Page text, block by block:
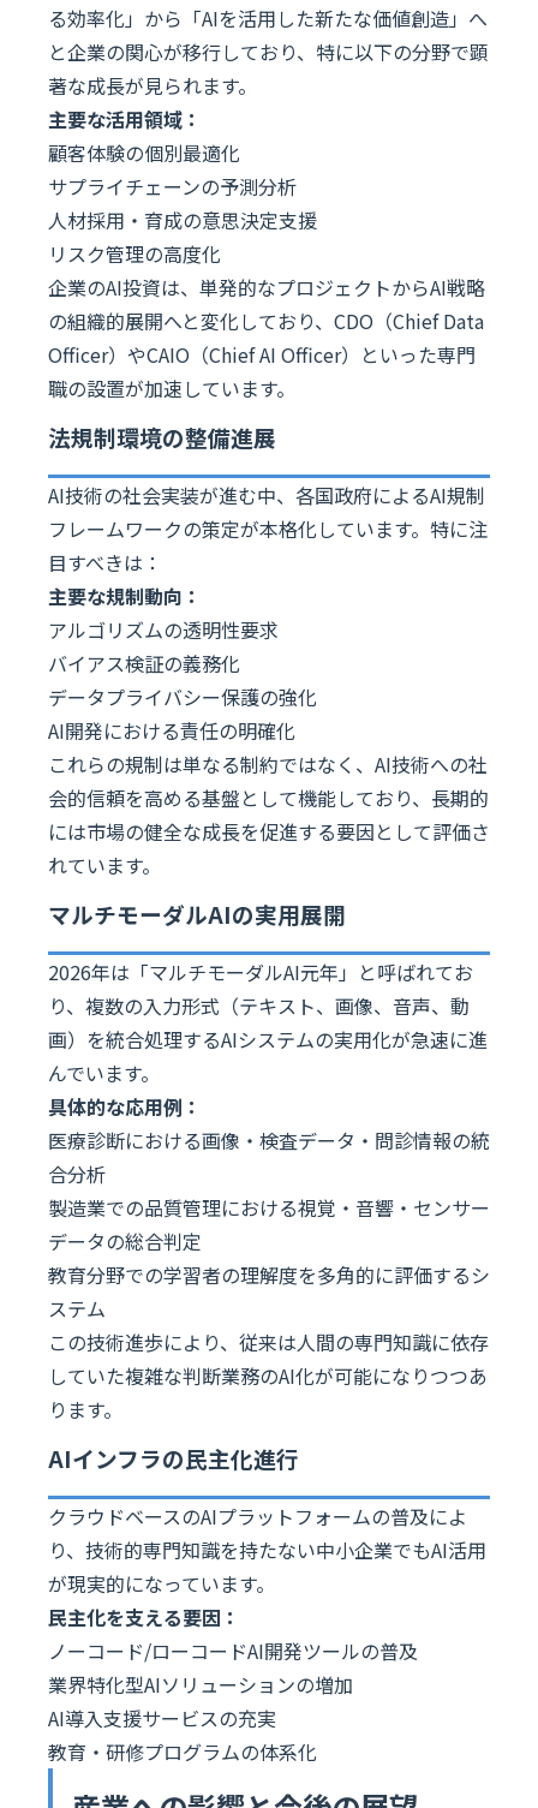
る効率化」から「AIを活用した新たな価値創造」へ
と企業の関心が移行しており、特に以下の分野で顕
著な成長が見られます。
主要な活用領域：
顧客体験の個別最適化
サプライチェーンの予測分析
人材採用・育成の意思決定支援
リスク管理の高度化
企業のAI投資は、単発的なプロジェクトからAI戦略
の組織的展開へと変化しており、CDO（Chief Data
Officer）やCAIO（Chief AI Officer）といった専門
職の設置が加速しています。
法規制環境の整備進展
AI技術の社会実装が進む中、各国政府によるAI規制
フレームワークの策定が本格化しています。特に注
目すべきは：
主要な規制動向：
アルゴリズムの透明性要求
バイアス検証の義務化
データプライバシー保護の強化
AI開発における責任の明確化
これらの規制は単なる制約ではなく、AI技術への社
会的信頼を高める基盤として機能しており、長期的
には市場の健全な成長を促進する要因として評価さ
れています。
マルチモーダルAIの実用展開
2026年は「マルチモーダルAI元年」と呼ばれてお
り、複数の入力形式（テキスト、画像、音声、動
画）を統合処理するAIシステムの実用化が急速に進
んでいます。
具体的な応用例：
医療診断における画像・検査データ・問診情報の統
合分析
製造業での品質管理における視覚・音響・センサー
データの総合判定
教育分野での学習者の理解度を多角的に評価するシ
ステム
この技術進歩により、従来は人間の専門知識に依存
していた複雑な判断業務のAI化が可能になりつつあ
ります。
AIインフラの民主化進行
クラウドベースのAIプラットフォームの普及によ
り、技術的専門知識を持たない中小企業でもAI活用
が現実的になっています。
民主化を支える要因：
ノーコード/ローコードAI開発ツールの普及
業界特化型AIソリューションの増加
AI導入支援サービスの充実
教育・研修プログラムの体系化